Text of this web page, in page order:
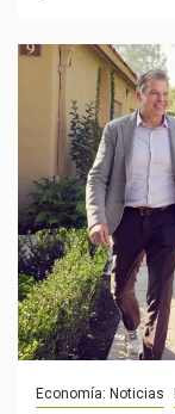
Economía: Noticias